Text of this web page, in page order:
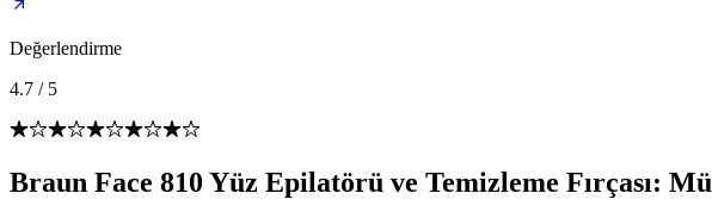
Değerlendirme
4.7 / 5
Braun Face 810 Yüz Epilatörü ve Temizleme Fırçası: